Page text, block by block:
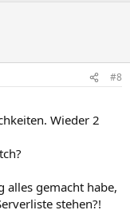
#8
Wieder 2
alles gemacht habe,
stehen?!